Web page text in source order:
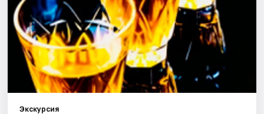
Квесты
Экскурсии
Спорт
События
Экскурсия